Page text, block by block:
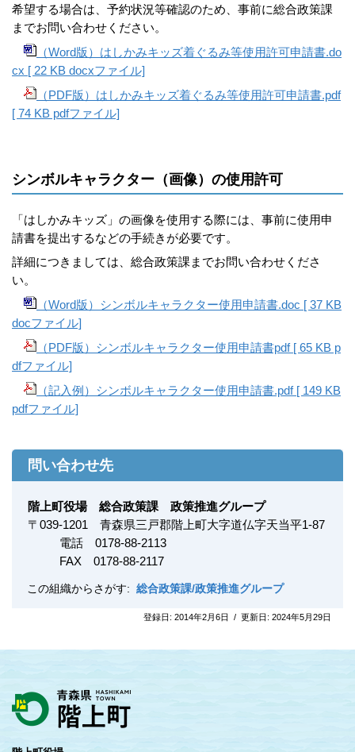
希望する場合は、予約状況等確認のため、事前に総合政策課
までお問い合わせください。
（Word版）はしかみキッズ着ぐるみ等使用許可申請書.do
cx [ 22 KB docxファイル]
（PDF版）はしかみキッズ着ぐるみ等使用許可申請書.pdf
[ 74 KB pdfファイル]
シンボルキャラクター（画像）の使用許可
「はしかみキッズ」の画像を使用する際には、事前に使用申
請書を提出するなどの手続きが必要です。
詳細につきましては、総合政策課までお問い合わせくださ
い。
（Word版）シンボルキャラクター使用申請書.doc [ 37 KB
docファイル]
（PDF版）シンボルキャラクター使用申請書pdf [ 65 KB p
dfファイル]
（記入例）シンボルキャラクター使用申請書.pdf [ 149 KB
pdfファイル]
問い合わせ先
階上町役場 総合政策課 政策推進グループ
〒 039-1201
青森県三戸郡階上町大字道仏字天当平1-87
電話 0178-88-2113
FAX 0178-88-2117
この組織からさがす: 総合政策課/政策推進グループ
登録日: 2014年2月6日 / 更新日: 2024年5月29日